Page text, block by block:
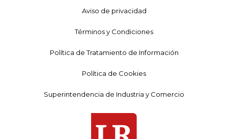
Aviso de privacidad
Términos y Condiciones
Política de Tratamiento de Información
Política de Cookies
Superintendencia de Industria y Comercio